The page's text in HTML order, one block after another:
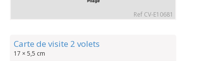
Ref CV-E10681
Carte de visite 2 volets
17 × 5,5 cm